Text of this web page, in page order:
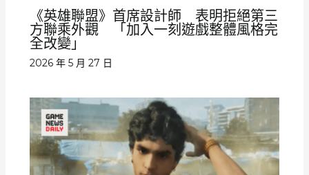
《英雄聯盟》首席設計師 表明拒絕第三
方聯乘外觀 「加入一刻遊戲整體風格完
全改變」
2026 年 5 月 27 日